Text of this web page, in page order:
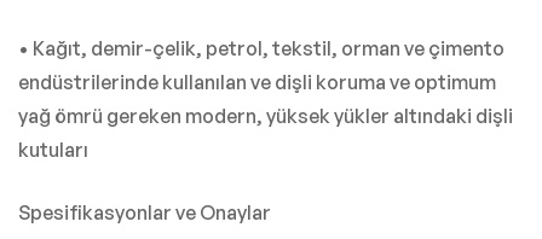
• Kağıt, demir-çelik, petrol, tekstil, orman ve çimento
endüstrilerinde kullanılan ve dişli koruma ve optimum
yağ ömrü gereken modern, yüksek yükler altındaki dişli
kutuları
Spesifikasyonlar ve Onaylar